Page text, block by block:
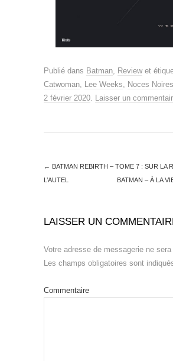
Publié dans Batman Reviewet
Catwoman
Lee Weeks Noces Noires
2 février 2020
Laisser un
← BATMAN REBIRTH – TOME 7 : SUR LA
L’AUTEL
BATMAN – À LA
LAISSER UN
Votre adresse de messagerie ne sera
Les champs obligatoires sont
Commentaire